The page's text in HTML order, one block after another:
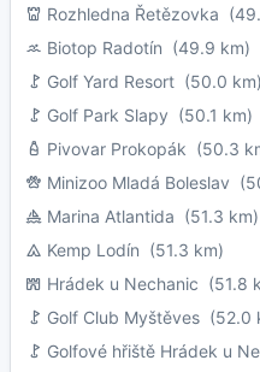
Rozhledna Řetězovka
Biotop Radotín (49.9 km)
Golf Yard Resort (50.0 km)
Golf Park Slapy (50.1 km)
Pivovar Prokopák (50.3
Minizoo Mladá Boleslav
Marina Atlantida (51.3 km)
Kemp Lodín (51.3 km)
Hrádek u Nechanic (51.8
Golf Club Myštěves (52.0
Golfové hřiště Hrádek u